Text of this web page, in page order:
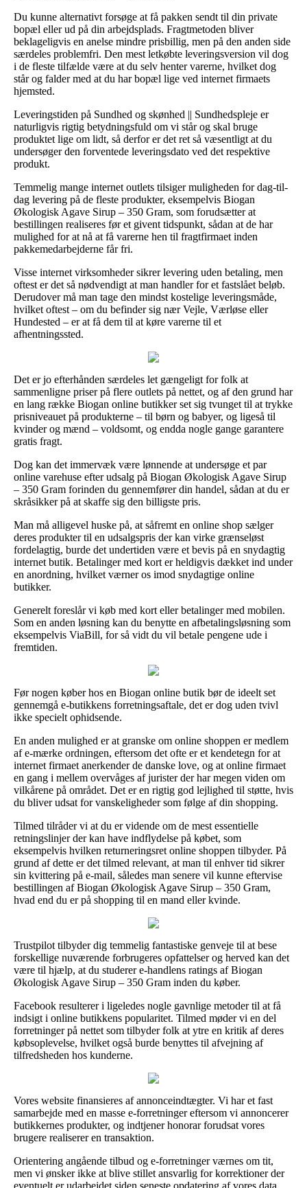
Du kunne alternativt forsøge at få pakken sendt til din private
bopæl eller ud på din arbejdsplads. Fragtmetoden bliver
beklageligvis en anelse mindre prisbillig, men på den anden side
særdeles problemfri. Den mest letkøbte leveringsversion vil dog
i de fleste tilfælde være at du selv henter varerne, hvilket dog
står og falder med at du har bopæl lige ved internet firmaets
hjemsted.
Leveringstiden på Sundhed og skønhed || Sundhedspleje er
naturligvis rigtig betydningsfuld om vi står og skal bruge
produktet lige om lidt, så derfor er det ret så væsentligt at du
undersøger den forventede leveringsdato ved det respektive
produkt.
Temmelig mange internet outlets tilsiger muligheden for dag-til-
dag levering på de fleste produkter, eksempelvis Biogan
Økologisk Agave Sirup – 350 Gram, som forudsætter at
bestillingen realiseres før et givent tidspunkt, sådan at de har
mulighed for at nå at få varerne hen til fragtfirmaet inden
pakkemedarbejderne får fri.
Visse internet virksomheder sikrer levering uden betaling, men
oftest er det så nødvendigt at man handler for et fastslået beløb.
Derudover må man tage den mindst kostelige leveringsmåde,
hvilket oftest – om du befinder sig nær Vejle, Værløse eller
Hundested – er at få dem til at køre varerne til et
afhentningssted.
Det er jo efterhånden særdeles let gængeligt for folk at
sammenligne priser på flere outlets på nettet, og af den grund har
en lang række Biogan online butikker set sig tvunget til at trykke
prisniveauet på produkterne – til børn og babyer, og ligeså til
kvinder og mænd – voldsomt, og endda nogle gange garantere
gratis fragt.
Dog kan det immervæk være lønnende at undersøge et par
online varehuse efter udsalg på Biogan Økologisk Agave Sirup
– 350 Gram forinden du gennemfører din handel, sådan at du er
skråsikker på at skaffe sig den billigste pris.
Man må alligevel huske på, at såfremt en online shop sælger
deres produkter til en udsalgspris der kan virke grænseløst
fordelagtig, burde det undertiden være et bevis på en snydagtig
internet butik. Betalinger med kort er heldigvis dækket ind under
en anordning, hvilket værner os imod snydagtige online
butikker.
Generelt foreslår vi køb med kort eller betalinger med mobilen.
Som en anden løsning kan du benytte en afbetalingsløsning som
eksempelvis ViaBill, for så vidt du vil betale pengene ude i
fremtiden.
Før nogen køber hos en Biogan online butik bør de ideelt set
gennemgå e-butikkens forretningsaftale, det er dog uden tvivl
ikke specielt ophidsende.
En anden mulighed er at granske om online shoppen er medlem
af e-mærke ordningen, eftersom det ofte er et kendetegn for at
internet firmaet anerkender de danske love, og at online firmaet
en gang i mellem overvåges af jurister der har megen viden om
vilkårene på området. Det er en rigtig god lejlighed til støtte, hvis
du bliver udsat for vanskeligheder som følge af din shopping.
Tilmed tilråder vi at du er vidende om de mest essentielle
retningslinjer der kan have indflydelse på købet, som
eksempelvis hvilken returneringsret online shoppen tilbyder. På
grund af dette er det tilmed relevant, at man til enhver tid sikrer
sin kvittering på e-mail, således man senere vil kunne eftervise
bestillingen af Biogan Økologisk Agave Sirup – 350 Gram,
hvad end du er på shopping til en mand eller kvinde.
Trustpilot tilbyder dig temmelig fantastiske genveje til at bese
forskellige nuværende forbrugeres opfattelser og herved kan det
være til hjælp, at du studerer e-handlens ratings af Biogan
Økologisk Agave Sirup – 350 Gram inden du køber.
Facebook resulterer i ligeledes nogle gavnlige metoder til at få
indsigt i online butikkens popularitet. Tilmed møder vi en del
forretninger på nettet som tilbyder folk at ytre en kritik af deres
købsoplevelse, hvilket også burde benyttes til afvejning af
tilfredsheden hos kunderne.
Vores website finansieres af annonceindtægter. Vi har et fast
samarbejde med en masse e-forretninger eftersom vi annoncerer
butikkernes produkter, og indtjener honorar forudsat vores
brugere realiserer en transaktion.
Orientering angående tilbud og e-forretninger værnes om tit,
men vi ønsker ikke at blive stillet ansvarlig for korrektioner der
eventuelt er udarbejdet siden seneste opdatering af vores data.